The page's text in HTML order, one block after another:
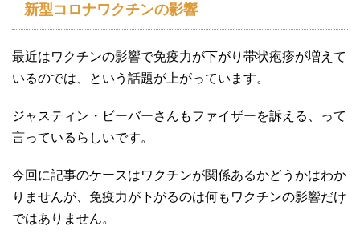
新型コロナワクチンの影響
最近はワクチンの影響で免疫力が下がり帯状疱疹が増えて
いるのでは、という話題が上がっています。
ジャスティン・ビーバーさんもファイザーを訴える、って
言っているらしいです。
今回に記事のケースはワクチンが関係あるかどうかはわか
りませんが、免疫力が下がるのは何もワクチンの影響だけ
ではありません。